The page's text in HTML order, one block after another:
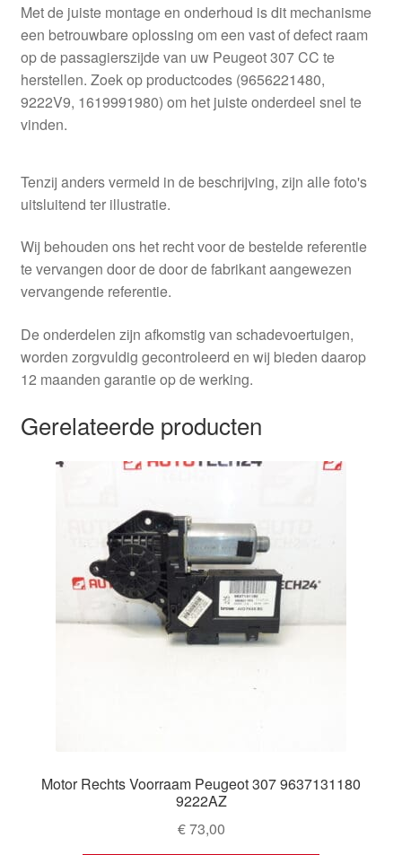
Met de juiste montage en onderhoud is dit mechanisme
een betrouwbare oplossing om een vast of defect raam
op de passagierszijde van uw Peugeot 307 CC te
herstellen. Zoek op productcodes (9656221480,
9222V9, 1619991980) om het juiste onderdeel snel te
vinden.
Tenzij anders vermeld in de beschrijving, zijn alle foto's
uitsluitend ter illustratie.
Wij behouden ons het recht voor de bestelde referentie
te vervangen door de door de fabrikant aangewezen
vervangende referentie.
De onderdelen zijn afkomstig van schadevoertuigen,
worden zorgvuldig gecontroleerd en wij bieden daarop
12 maanden garantie op de werking.
Gerelateerde producten
Motor Rechts Voorraam Peugeot 307 9637131180
9222AZ
€73,00